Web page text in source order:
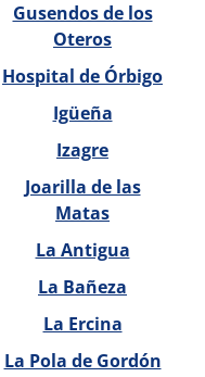
Gusendos de los
Oteros
Hospital de Órbigo
Igüeña
Izagre
Joarilla de las
Matas
La Antigua
La Bañeza
La Ercina
La Pola de Gordón